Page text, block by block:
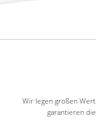
Wir legen großen
garantieren